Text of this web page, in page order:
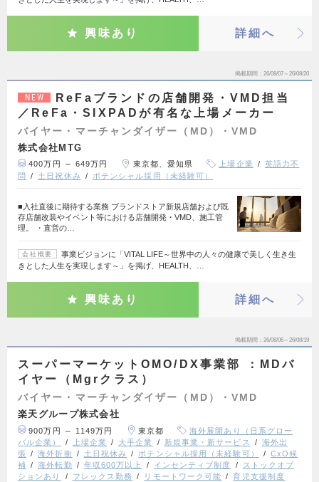
興味あり 詳細へ
掲載期間 26/08/07～26/08/20
NEW
ReFaブランドの店舗開発・VMD担当
／ReFa・SIXPADが有名な上場メーカー
バイヤー・マーチャンダイザー（MD）・VMD
株式会社MTG
400万円 ～ 649万円 東京都、愛知県 上場企業
英語力不
問
土日祝休み ポテンシャル採用（未経験可）
■入社直後に期待する業務 ブランドストア新規店舗および既
存店舗改装やイベント等における店舗開発・VMD、施工管
理。 ・直営の…
会社概要
事業ビジョンに「VITAL LIFE～世界中の人々の健康で美しく生き生
きとした人生を実現します～」を掲げ、HEALTH、…
興味あり 詳細へ
掲載期間 26/08/06～26/08/19
スーパーマーケットOMO/DX事業部 ：MDバ
イヤー（Mgrクラス）
バイヤー・マーチャンダイザー（MD）・VMD
楽天グループ株式会社
900万円 ～ 1149万円 東京都
海外展開あり（日系グロー
バル企業）
上場企業 大手企業 新規事業・新サービス
海外出
張
海外折衝 土日祝休み ポテンシャル採用（未経験可）
CxO候
補
海外転勤 年収600万以上 インセンティブ制度
ストックオプ
ションあり
フレックス勤務 リモートワーク可能 育児支援制度